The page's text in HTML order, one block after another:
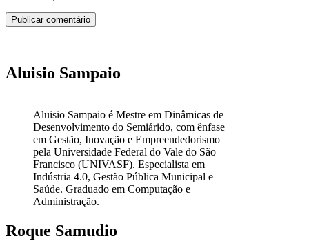
Aluisio Sampaio
Aluisio Sampaio é Mestre em Dinâmicas de
Desenvolvimento do Semiárido, com ênfase
em Gestão, Inovação e Empreendedorismo
pela Universidade Federal do Vale do São
Francisco (UNIVASF). Especialista em
Indústria 4.0, Gestão Pública Municipal e
Saúde. Graduado em Computação e
Administração.
Roque Samudio